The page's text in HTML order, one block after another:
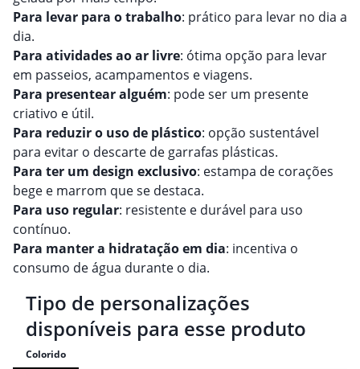
Para levar para o trabalho: prático para levar no dia a
dia.
Para atividades ao ar livre: ótima opção para levar
em passeios, acampamentos e viagens.
Para presentear alguém: pode ser um presente
criativo e útil.
Para reduzir o uso de plástico: opção sustentável
para evitar o descarte de garrafas plásticas.
Para ter um design exclusivo: estampa de corações
bege e marrom que se destaca.
Para uso regular: resistente e durável para uso
contínuo.
Para manter a hidratação em dia: incentiva o
consumo de água durante o dia.
Tipo de personalizações
disponíveis para esse produto
Colorido